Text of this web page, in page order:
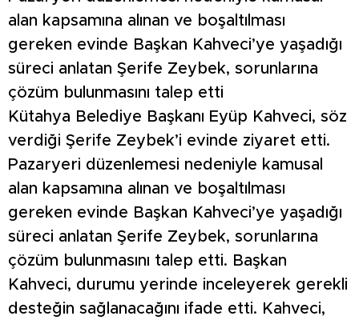
alan kapsamına alınan ve boşaltılması
gereken evinde Başkan Kahveci’ye yaşadığı
süreci anlatan Şerife Zeybek, sorunlarına
çözüm bulunmasını talep etti
Kütahya Belediye Başkanı Eyüp Kahveci, söz
verdiği Şerife Zeybek’i evinde ziyaret etti.
Pazaryeri düzenlemesi nedeniyle kamusal
alan kapsamına alınan ve boşaltılması
gereken evinde Başkan Kahveci’ye yaşadığı
süreci anlatan Şerife Zeybek, sorunlarına
çözüm bulunmasını talep etti. Başkan
Kahveci, durumu yerinde inceleyerek gerekli
desteğin sağlanacağını ifade etti. Kahveci,